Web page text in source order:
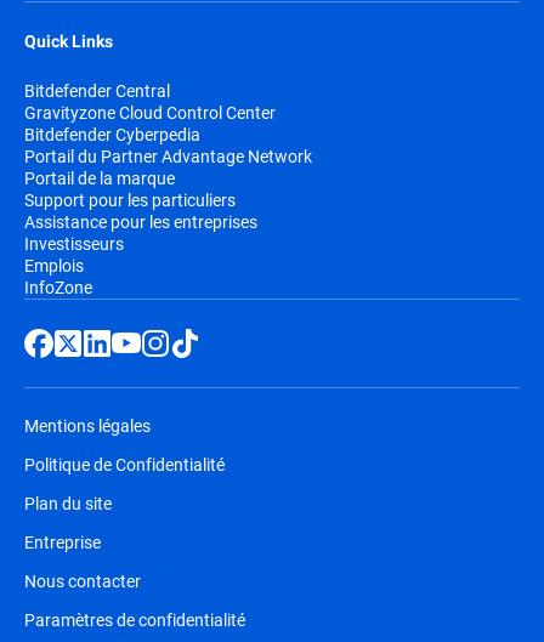
Quick Links
Bitdefender Central
Gravityzone Cloud Control Center
Bitdefender Cyberpedia
Portail du Partner Advantage Network
Portail de la marque
Support pour les particuliers
Assistance pour les entreprises
Investisseurs
Emplois
InfoZone
Mentions légales
Politique de Confidentialité
Plan du site
Entreprise
Nous contacter
Paramètres de confidentialité